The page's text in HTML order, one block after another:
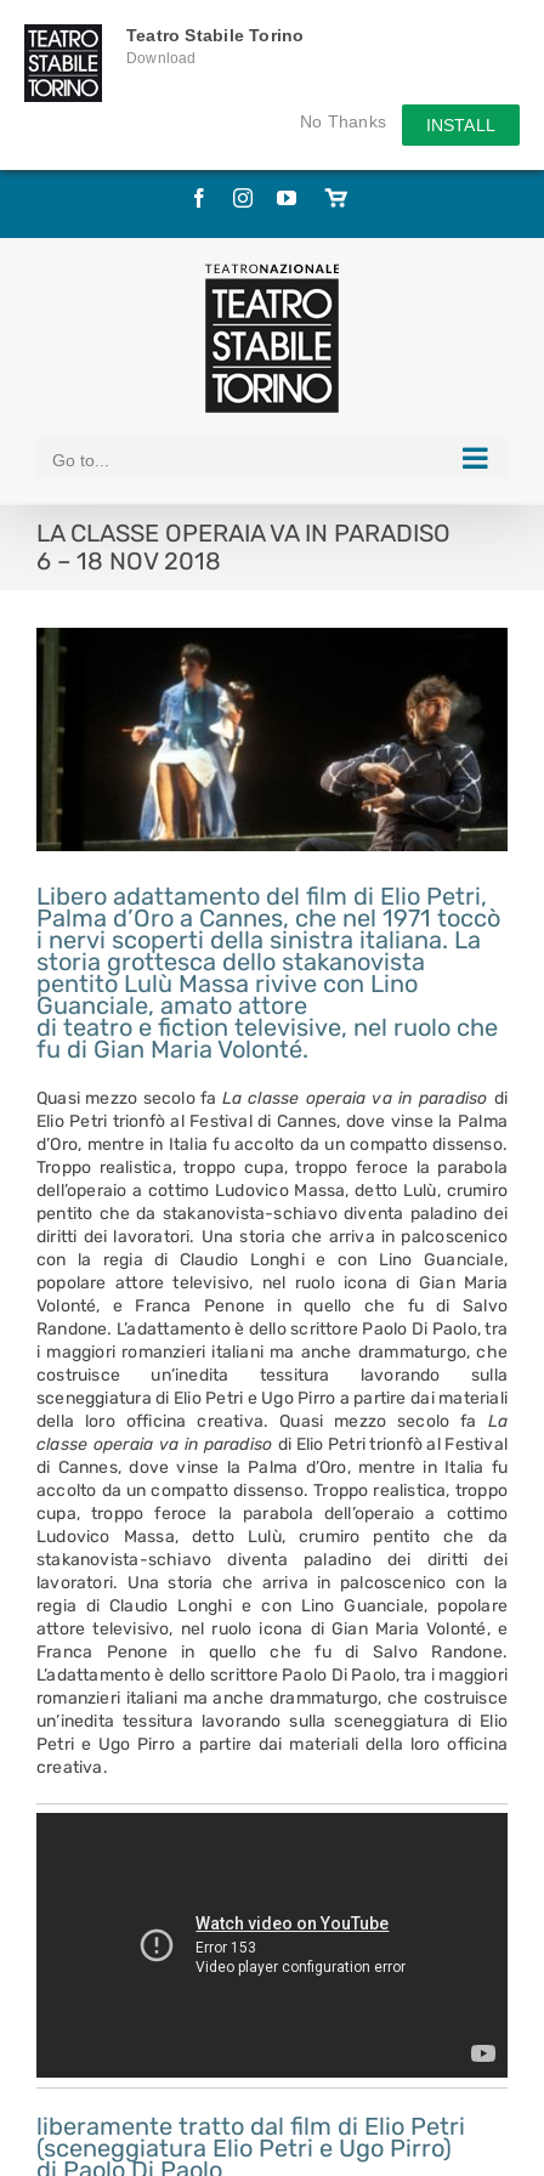
Teatro Stabile Torino
Download
No Thanks INSTALL
Skip
FacebookInstagramYouTube
Store
Go to...
LA CLASSE OPERAIA VA IN PARADISO
6 – 18 NOV 2018
Libero adattamento del film di Elio Petri,
Palma d’Oro a Cannes, che nel 1971 toccò
i nervi scoperti della sinistra italiana. La
storia grottesca dello stakanovista
pentito Lulù Massa rivive con Lino
Guanciale, amato attore
di teatro e fiction televisive, nel ruolo che
fu di Gian Maria Volonté.
Quasi mezzo secolo fa La classe operaia va in paradiso di
Elio Petri trionfò al Festival di Cannes, dove vinse la Palma
d’Oro, mentre in Italia fu accolto da un compatto dissenso.
Troppo realistica, troppo cupa, troppo feroce la parabola
dell’operaio a cottimo Ludovico Massa, detto Lulù, crumiro
pentito che da stakanovista-schiavo diventa paladino dei
diritti dei lavoratori. Una storia che arriva in palcoscenico
con la regia di Claudio Longhi e con Lino Guanciale,
popolare attore televisivo, nel ruolo icona di Gian Maria
Volonté, e Franca Penone in quello che fu di Salvo
Randone. L’adattamento è dello scrittore Paolo Di Paolo, tra
i maggiori romanzieri italiani ma anche drammaturgo, che
costruisce un’inedita tessitura lavorando sulla
sceneggiatura di Elio Petri e Ugo Pirro a partire dai materiali
della loro officina creativa. Quasi mezzo secolo fa La
classe operaia va in paradiso di Elio Petri trionfò al Festival
di Cannes, dove vinse la Palma d’Oro, mentre in Italia fu
accolto da un compatto dissenso. Troppo realistica, troppo
cupa, troppo feroce la parabola dell’operaio a cottimo
Ludovico Massa, detto Lulù, crumiro pentito che da
stakanovista-schiavo diventa paladino dei diritti dei
lavoratori. Una storia che arriva in palcoscenico con la
regia di Claudio Longhi e con Lino Guanciale, popolare
attore televisivo, nel ruolo icona di Gian Maria Volonté, e
Franca Penone in quello che fu di Salvo Randone.
L’adattamento è dello scrittore Paolo Di Paolo, tra i maggiori
romanzieri italiani ma anche drammaturgo, che costruisce
un’inedita tessitura lavorando sulla sceneggiatura di Elio
Petri e Ugo Pirro a partire dai materiali della loro officina
creativa.
liberamente tratto dal film di Elio Petri
(sceneggiatura Elio Petri e Ugo Pirro)
di Paolo Di Paolo